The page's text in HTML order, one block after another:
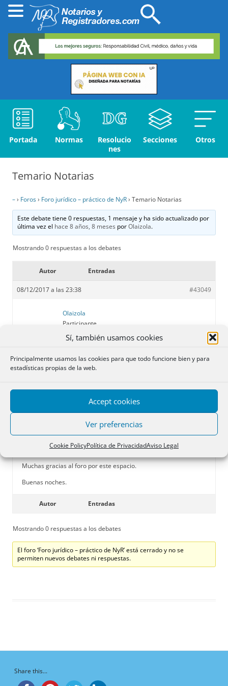
Sí, también usamos cookies
Principalmente usamos las cookies para que todo funcione bien y para
estadísticas propias de la web.
Accept cookies
Ver preferencias
Cookie PolicyPolítica de PrivacidadAviso Legal
Portada Normas
Resolucio
nes
Secciones Otros
Temario Notarias
–› Foros› Foro jurídico – práctico de NyR› Temario Notarias
Este debate tiene 0 respuestas, 1 mensaje y ha sido actualizado por
última vez el hace 8 años, 8 meses porOlaizola.
Mostrando 0 respuestas a los debates
Autor Entradas
08/12/2017 a las 23:38 #43049
Olaizola
Participante
Buenas noches. Dispongo de manuales de Carperi de Derecho
Civil y Mercantil para la oposición de Notarias los cuales pongo a
También dispongo de Manual de Derecho Administrativo,
Procesal y Fiscal para la oposicion de Notarias de Lidon Ortiz.
Asimismo vendo Manual con los temas de Derecho Hipotecario
de la Oposición de Notarias de la editorial Dijusa.
Interesados ponerse en contacto enalboschrob@hotmail.com
Muchas gracias al foro por este espacio.
Buenas noches.
Autor Entradas
Mostrando 0 respuestas a los debates
El foro ‘Foro jurídico – práctico de NyR’ está cerrado y no se
permiten nuevos debates ni respuestas.
Share this...